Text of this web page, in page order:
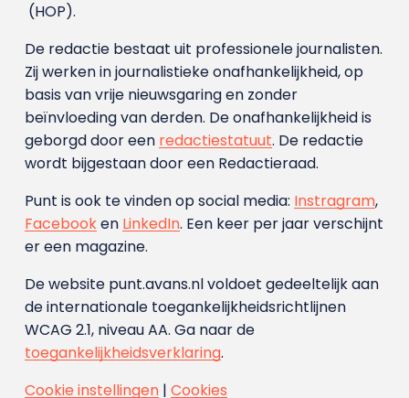
(HOP).
De redactie bestaat uit professionele journalisten.
Zij werken in journalistieke onafhankelijkheid, op
basis van vrije nieuwsgaring en zonder
beïnvloeding van derden. De onafhankelijkheid is
geborgd door een redactiestatuut. De redactie
wordt bijgestaan door een Redactieraad.
Punt is ook te vinden op social media: Instragram,
Facebooken LinkedIn. Een keer per jaar verschijnt
er een magazine.
De website punt.avans.nl voldoet gedeeltelijk aan
de internationale toegankelijkheidsrichtlijnen
WCAG 2.1, niveau AA. Ga naar de
toegankelijkheidsverklaring.
Cookie instellingen| Cookies